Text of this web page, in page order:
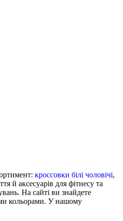
кроссовки білі чоловічі,
й аксесуарів для фітнесу та
На сайті ви знайдете
кольорами. У нашому